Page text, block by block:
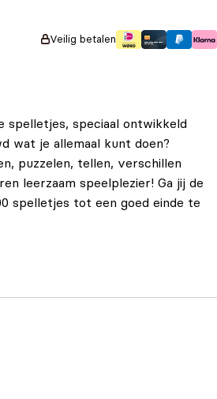
Veilig betalen
spelletjes, speciaal ontwikkeld
wat je allemaal kunt doen?
puzzelen, tellen, verschillen
leerzaam speelplezier! Ga jij de
spelletjes tot een goed einde te